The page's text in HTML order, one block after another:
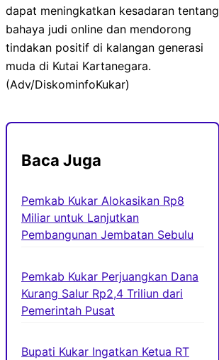
dapat meningkatkan kesadaran tentang
bahaya judi online dan mendorong
tindakan positif di kalangan generasi
muda di Kutai Kartanegara.
(Adv/DiskominfoKukar)
Baca Juga
Pemkab Kukar Alokasikan Rp8
Miliar untuk Lanjutkan
Pembangunan Jembatan Sebulu
Pemkab Kukar Perjuangkan Dana
Kurang Salur Rp2,4 Triliun dari
Pemerintah Pusat
Bupati Kukar Ingatkan Ketua RT